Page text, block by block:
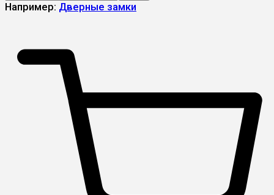
Например: Дверные замки